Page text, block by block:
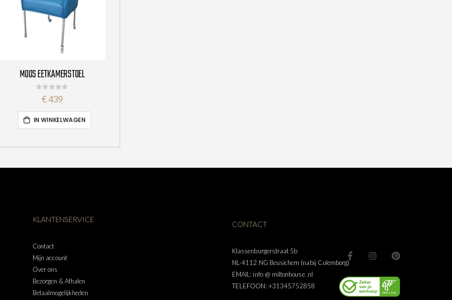
MOOS EETKAMERSTOEL
Rating:
0%
€ 439
IN WINKELWAGEN
KLANTENSERVICE
Contact
Mijn account
Over ons
Bezorgen & Afhalen
Betaalmogelijkheden
CONTACT
Klassenburgerstraat 5b
NL-4112 NG Beusichem (nabij Culemborg)
EMAIL: info @ miltonhouse .nl
TELEFOON: +31345752858